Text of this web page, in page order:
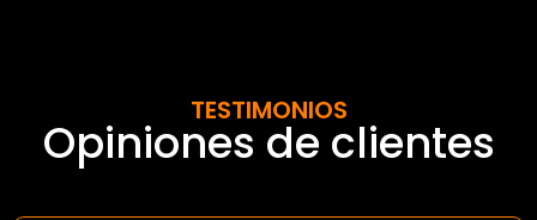
TESTIMONIOS
Opiniones de clientes